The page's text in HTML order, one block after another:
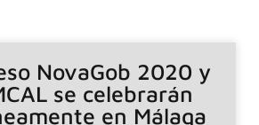
NovaGob 2020 y
se celebrarán
en Málaga